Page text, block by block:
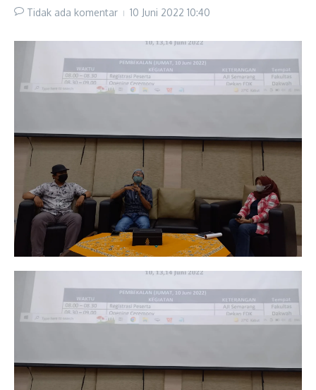
Tidak ada komentar 10 Juni 2022 10:40